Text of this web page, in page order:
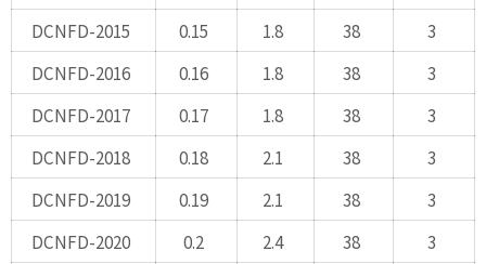
DCNFD-2015 0.15 1.8 38
3
DCNFD-2016
0.16 1.8 38
3
DCNFD-2017
0.17 1.8 38
3
DCNFD-2018
0.18 2.1 38
3
DCNFD-2019
0.19 2.1 38
3
DCNFD-2020
0.2 2.4 38
3